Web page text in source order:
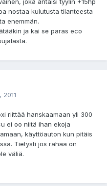
joka antaisi tyylin +15hp
nostaa kulutusta tilanteesta
enemmän.
ja kai se paras eco
riittää hanskaamaan yli 300
ei oo niitä ihan ekoja
käyttöauton kun pitäis
Tietysti jos rahaa on
väliä.